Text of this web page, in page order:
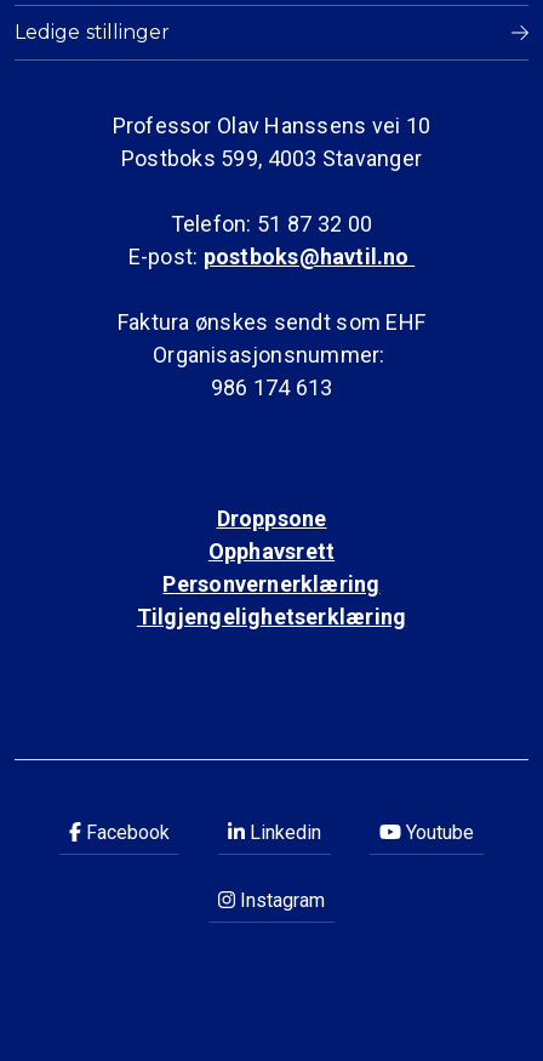
Ledige stillinger
Professor Olav Hanssens vei 10
Postboks 599, 4003 Stavanger
Telefon: 51 87 32 00
E-post: postboks@havtil.no
Faktura ønskes sendt som EHF
Organisasjonsnummer:
986 174 613
Droppsone
Opphavsrett
Personvernerklæring
Tilgjengelighetserklæring
Facebook Linkedin Youtube
Instagram